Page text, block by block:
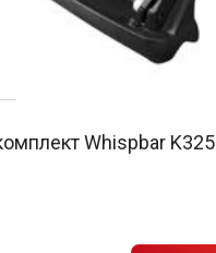
Whispbar K325